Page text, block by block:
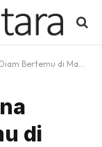
di Malaysia, Ada Apa?
di